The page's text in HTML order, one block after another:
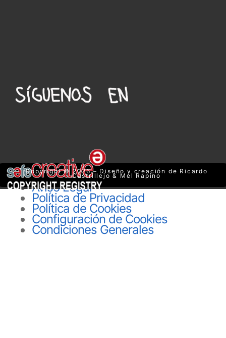
Copyright © 2026 – Diseño y creación de Ricardo
Castrillejo & Mel Rapino
Aviso Legal
Política de Privacidad
Política de Cookies
Configuración de Cookies
Condiciones Generales